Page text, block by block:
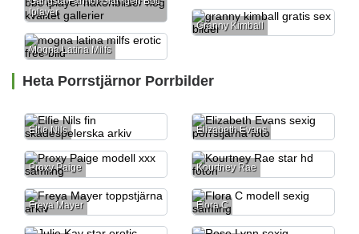
Iplayer
Granny Kimball
Mogna Latina Milfs
Heta Porrstjärnor Porrbilder
Elfie Nils Elizabeth Evans
Proxy Paige Kourtney Rae
Freya Mayer Flora C